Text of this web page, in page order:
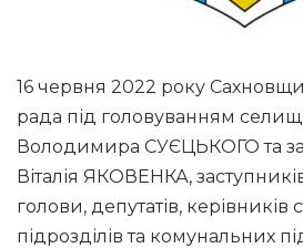
16 червня 2022 року
рада під головуванням
Володимира СУЄЦЬКОГО та за
Віталія ЯКОВЕНКА,
голови, депутатів, керівників
підрозділів та комунальних